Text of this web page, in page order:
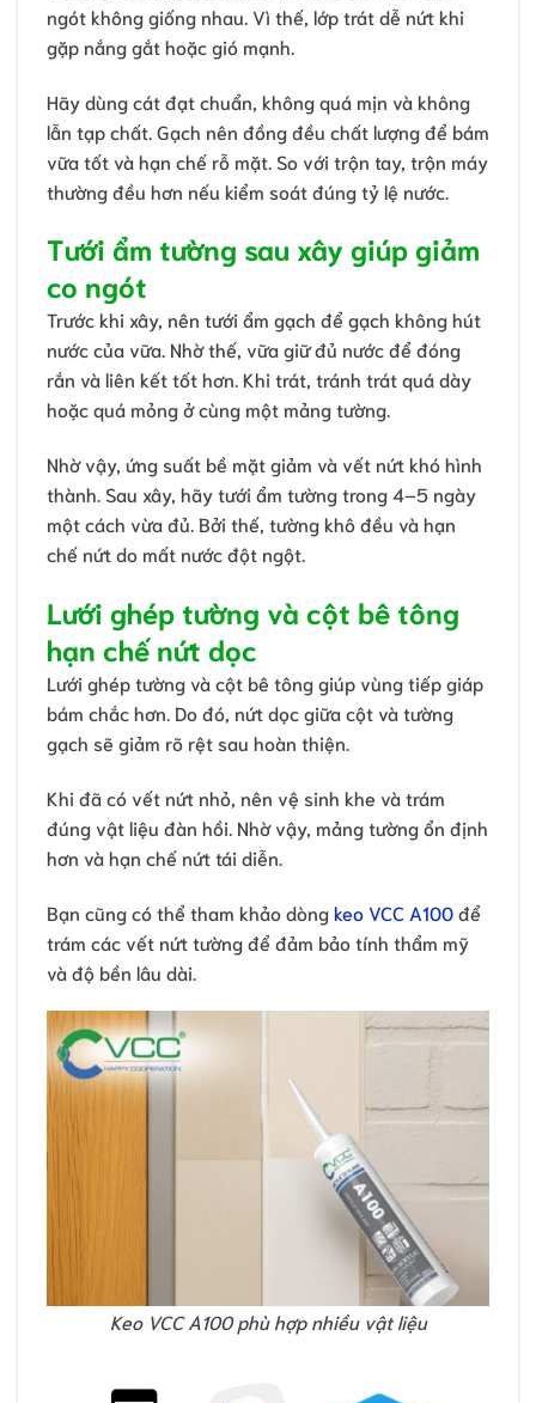
ngót không giống nhau. Vì thế, lớp trát dễ nứt khi
gặp nắng gắt hoặc gió mạnh.
Hãy dùng cát đạt chuẩn, không quá mịn và không
lẫn tạp chất. Gạch nên đồng đều chất lượng để bám
vữa tốt và hạn chế rỗ mặt. So với trộn tay, trộn máy
thường đều hơn nếu kiểm soát đúng tỷ lệ nước.
Tưới ẩm tường sau xây giúp giảm
co ngót
Trước khi xây, nên tưới ẩm gạch để gạch không hút
nước của vữa. Nhờ thế, vữa giữ đủ nước để đóng
rắn và liên kết tốt hơn. Khi trát, tránh trát quá dày
hoặc quá mỏng ở cùng một mảng tường.
Nhờ vậy, ứng suất bề mặt giảm và vết nứt khó hình
thành. Sau xây, hãy tưới ẩm tường trong 4–5 ngày
một cách vừa đủ. Bởi thế, tường khô đều và hạn
chế nứt do mất nước đột ngột.
Lưới ghép tường và cột bê tông
hạn chế nứt dọc
Lưới ghép tường và cột bê tông giúp vùng tiếp giáp
bám chắc hơn. Do đó, nứt dọc giữa cột và tường
gạch sẽ giảm rõ rệt sau hoàn thiện.
Khi đã có vết nứt nhỏ, nên vệ sinh khe và trám
đúng vật liệu đàn hồi. Nhờ vậy, mảng tường ổn định
hơn và hạn chế nứt tái diễn.
Bạn cũng có thể tham khảo dòngkeo VCC A100để
trám các vết nứt tường để đảm bảo tính thẩm mỹ
và độ bền lâu dài.
Keo VCC A100 phù hợp nhiều vật liệu